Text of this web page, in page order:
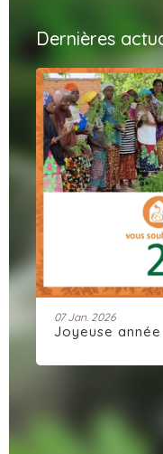
Dernières
28 Nov. 2025
Artemisia